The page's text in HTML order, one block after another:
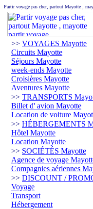
Partir voyage pas cher, partout Mayotte ,
>> VOYAGES Mayotte
Circuits Mayotte
Séjours Mayotte
week-ends Mayotte
Croisières Mayotte
Aventures Mayotte
>> TRANSPORTS
Billet d' avion Mayotte
Location de voiture
>> HÉBERGEMENTS
Hôtel Mayotte
Location Mayotte
>> SOCIÉTÉS Mayotte
Agence de voyage
Compagnies aériennes
>> DISCOUNT /
Voyage
Transport
Hébergement